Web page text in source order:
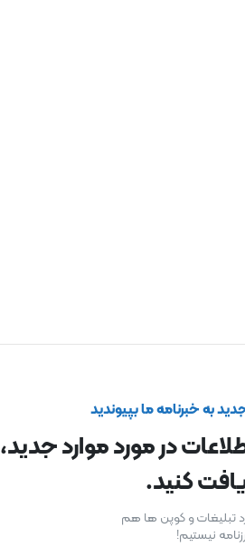
به خبرنامه ما بپیوندید
در مورد موارد جدید،
کنید.
تبلیغات و کوپن ها هم
نیستیم!